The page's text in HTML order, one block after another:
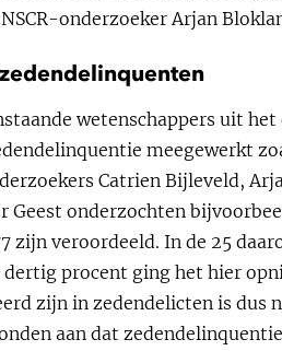
onderzoeker Arjan
wetenschappers uit
meegewerkt
Catrien Bijleveld,
Geest onderzochten
zijn veroordeeld. In de 25
procent ging het hier
zijn in zedendelicten is dus
aan dat